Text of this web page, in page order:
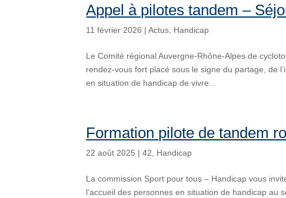
Appel à pilotes tandem –
11 février 2026 |Actus Handicap
Le Comité régional Auvergne-Rhône-Alpes de
rendez-vous fort placé sous le signe du partage, de
en situation de handicap de vivre...
Formation pilote de tandem
22 août 2025 |42 Handicap
La commission Sport pour tous – Handicap vous
l’accueil des personnes en situation de handicap